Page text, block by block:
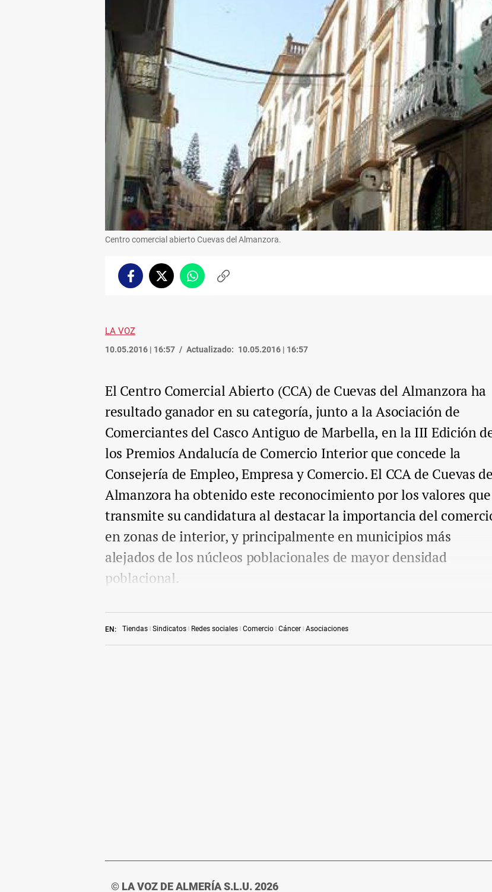
Centro comercial abierto Cuevas del Almanzora.
FacebookTwitterWhatsappCopiar
LA VOZ
10.05.2016 | 16:57 Actualizado: 10.05.2016 | 16:57
EN: Tiendas Sindicatos Redes sociales Comercio Cáncer Asociaciones
El Centro Comercial Abierto (CCA) de Cuevas del Almanzora ha
resultado ganador en su categoría, junto a la Asociación de
Comerciantes del Casco Antiguo de Marbella, en la III Edición
los Premios Andalucía de Comercio Interior que concede la
Consejería de Empleo, Empresa y Comercio. El CCA de Cuevas
Almanzora ha obtenido este reconocimiento por los valores que
transmite su candidatura al destacar la importancia del
en zonas de interior, y principalmente en municipios más
alejados de los núcleos poblacionales de mayor densidad
poblacional.
© LA VOZ DE ALMERÍA S.L.U. 2026